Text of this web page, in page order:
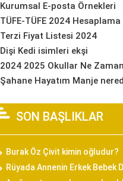
Kurumsal E-posta Örnekleri
TÜFE-TÜFE 2024 Hesaplama
Terzi Fiyat Listesi 2024
Dişi Kedi isimleri ekşi
2024 2025 Okullar Ne
Şahane Hayatım Manje
SON BAŞLIKLAR
Burak Öz Çivit kimin oğludur?
Rüyada Annenin Erkek Bebek